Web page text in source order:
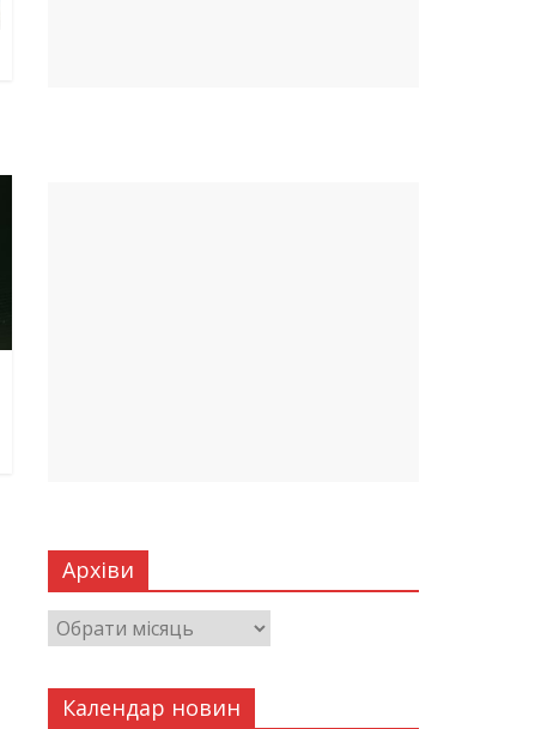
Архіви
Календар новин